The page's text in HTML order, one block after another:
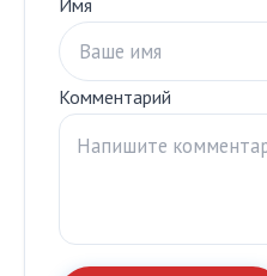
Имя
Комментарий